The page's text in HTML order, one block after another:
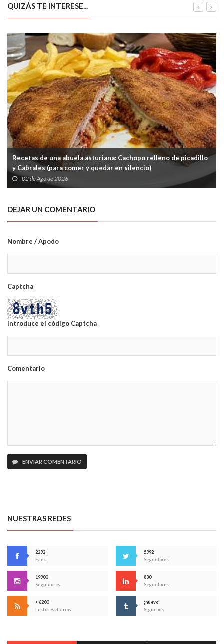
QUIZÁS TE INTERESE...
Recetas de una abuela asturiana: Cachopo relleno de picadillo
y Cabrales (para comer y quedar en silencio)
02 de Ago de 2026
DEJAR UN COMENTARIO
Nombre / Apodo
Captcha
Introduce el código Captcha
Comentario
ENVIAR COMENTARIO
NUESTRAS REDES
2292
Fans
5992
Seguidores
19900
Seguidores
830
Seguidores
+ 6200
Lectores diarios
¡nuevo!
Síguenos